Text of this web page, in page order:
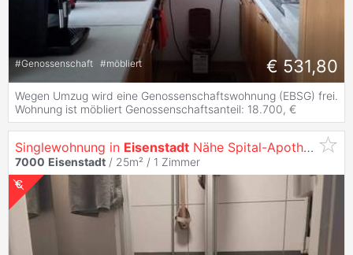
#Genossenschaft #möbliert € 531,80
Wegen Umzug wird eine Genossenschaftswohnung (EBSG) frei.
Wohnung ist möbliert Genossenschaftsanteil: 18.700, €
Singlewohnung in Eisenstadt Nähe Spital-Apotheke
7000 Eisenstadt / 25m² / 1 Zimmer